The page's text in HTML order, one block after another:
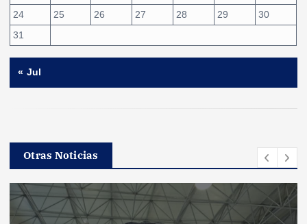
24
25 26 27 28 29
30
31
« Jul
Otras Noticias